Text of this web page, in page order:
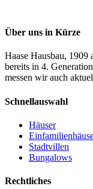
Über uns in Kürze
Haase Hausbau, 1909
bereits in 4.
messen wir auch
Schnellauswahl
Häuser
Stadtvillen
Bungalows
Rechtliches